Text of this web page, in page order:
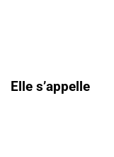
Elle s’appelle